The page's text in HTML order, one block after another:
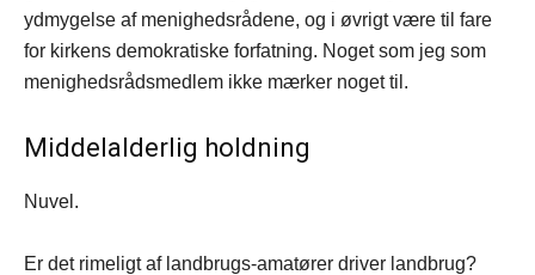
ydmygelse af menighedsrådene, og i øvrigt være til fare
for kirkens demokratiske forfatning. Noget som jeg som
menighedsrådsmedlem ikke mærker noget til.
Middelalderlig holdning
Nuvel.
Er det rimeligt af landbrugs-amatører driver landbrug?